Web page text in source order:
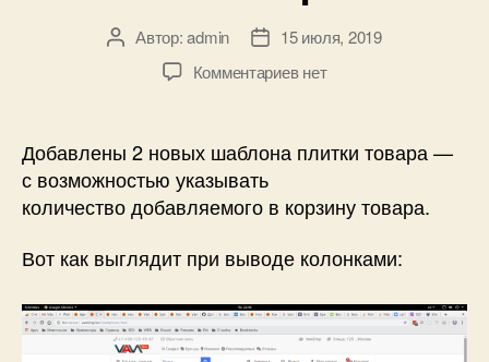
Автор
записи
Автор:admin
Дата15 июля, 2019
Комментариевк
для
товара
VamShop!
нет
Добавлены 2 новых шаблона плитки товара —
с возможностью указывать
количество добавляемого в корзину товара.
Вот как выглядит при выводе колонками: